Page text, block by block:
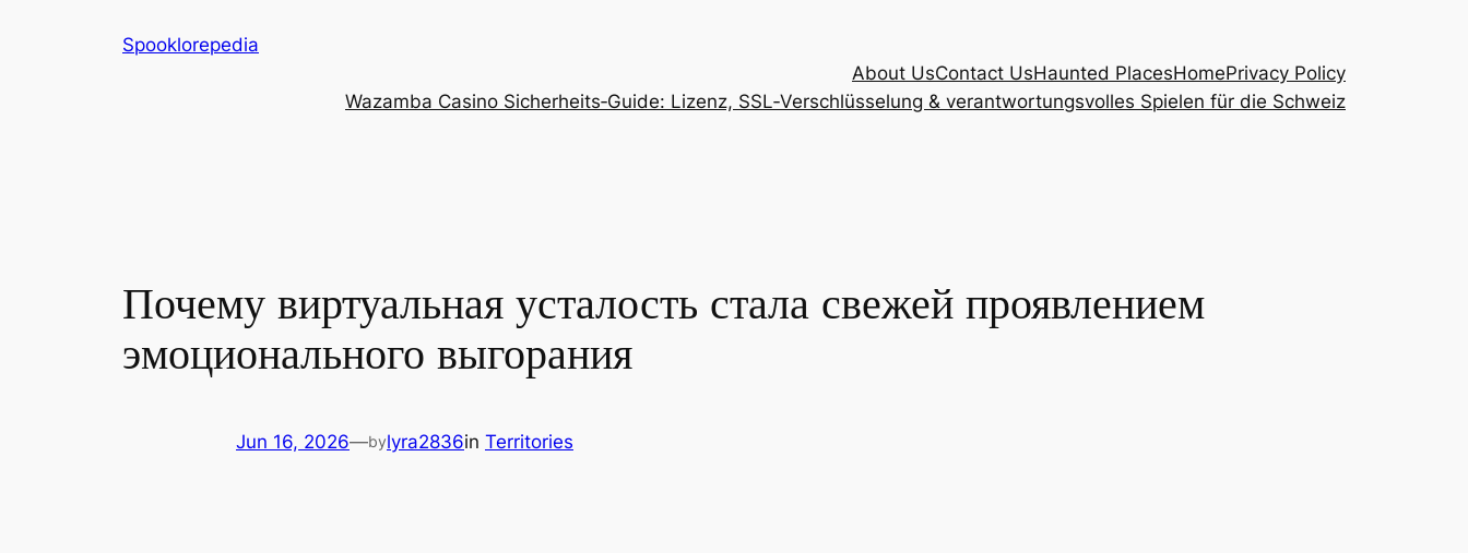
Spooklorepedia
About UsContact UsHaunted PlacesHomePrivacy Policy
Wazamba Casino Sicherheits‑Guide: Lizenz, SSL‑Verschlüsselung & verantwortungsvolles Spielen für die Schweiz
Почему виртуальная усталость стала свежей проявлением
эмоционального выгорания
Jun 16, 2026—bylyra2836in Territories